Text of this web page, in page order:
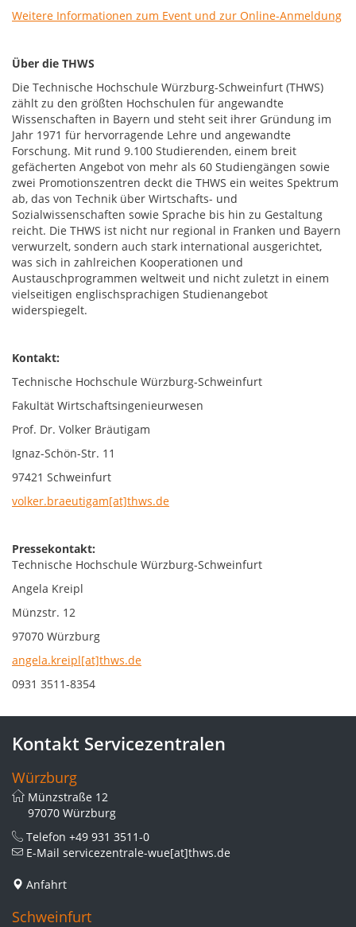
Weitere Informationen zum Event und zur Online-Anmeldung
Über die THWS
Die Technische Hochschule Würzburg-Schweinfurt (THWS)
zählt zu den größten Hochschulen für angewandte
Wissenschaften in Bayern und steht seit ihrer Gründung im
Jahr 1971 für hervorragende Lehre und angewandte
Forschung. Mit rund 9.100 Studierenden, einem breit
gefächerten Angebot von mehr als 60 Studiengängen sowie
zwei Promotionszentren deckt die THWS ein weites Spektrum
ab, das von Technik über Wirtschafts- und
Sozialwissenschaften sowie Sprache bis hin zu Gestaltung
reicht. Die THWS ist nicht nur regional in Franken und Bayern
verwurzelt, sondern auch stark international ausgerichtet,
was sich in zahlreichen Kooperationen und
Austauschprogrammen weltweit und nicht zuletzt in einem
vielseitigen englischsprachigen Studienangebot
widerspiegelt.
Kontakt:
Technische Hochschule Würzburg-Schweinfurt
Fakultät Wirtschaftsingenieurwesen
Prof. Dr. Volker Bräutigam
Ignaz-Schön-Str. 11
97421 Schweinfurt
volker.braeutigam[at]thws.de
Pressekontakt:
Technische Hochschule Würzburg-Schweinfurt
Angela Kreipl
Münzstr. 12
97070 Würzburg
angela.kreipl[at]thws.de
0931 3511-8354
Kontakt Servicezentralen
Würzburg
Münzstraße 12
97070 Würzburg
Telefon +49 931 3511-0
E-Mail servicezentrale-wue[at]thws.de
Anfahrt
Schweinfurt